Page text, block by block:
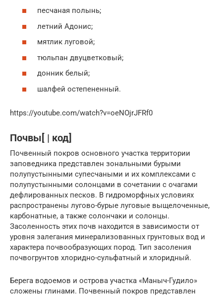
песчаная полынь;
летний Адонис;
мятлик луговой;
тюльпан двуцветковый;
донник белый;
шалфей остепененный.
https://youtube.com/watch?v=oeNOjrJFRf0
Почвы[ | код]
Почвенный покров основного участка территории
заповедника представлен зональными бурыми
полупустынными супесчаными и их комплексами с
полупустынными солонцами в сочетании с очагами
дефлированных песков. В гидроморфных условиях
распространены лугово-бурые луговые выщелоченные,
карбонатные, а также солончаки и солонцы.
Засоленность этих почв находится в зависимости от
уровня залегания минерализованных грунтовых вод и
характера почвообразующих пород. Тип засоления
почвогрунтов хлоридно-сульфатный и хлоридный.
Берега водоемов и острова участка «Маныч-Гудило»
сложены глинами. Почвенный покров представлен